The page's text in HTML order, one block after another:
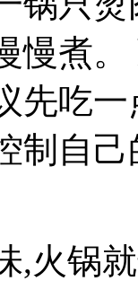
慢煮
先吃
制自
,火锅